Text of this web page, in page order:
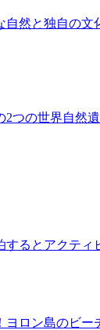
自然と独自の文
つの世界自然
るとアクティ
ロン島のビー